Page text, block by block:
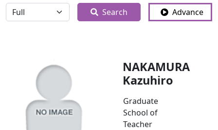
全体 Search Advance
NAKAMURA
Kazuhiro
Graduate
School of
Teacher